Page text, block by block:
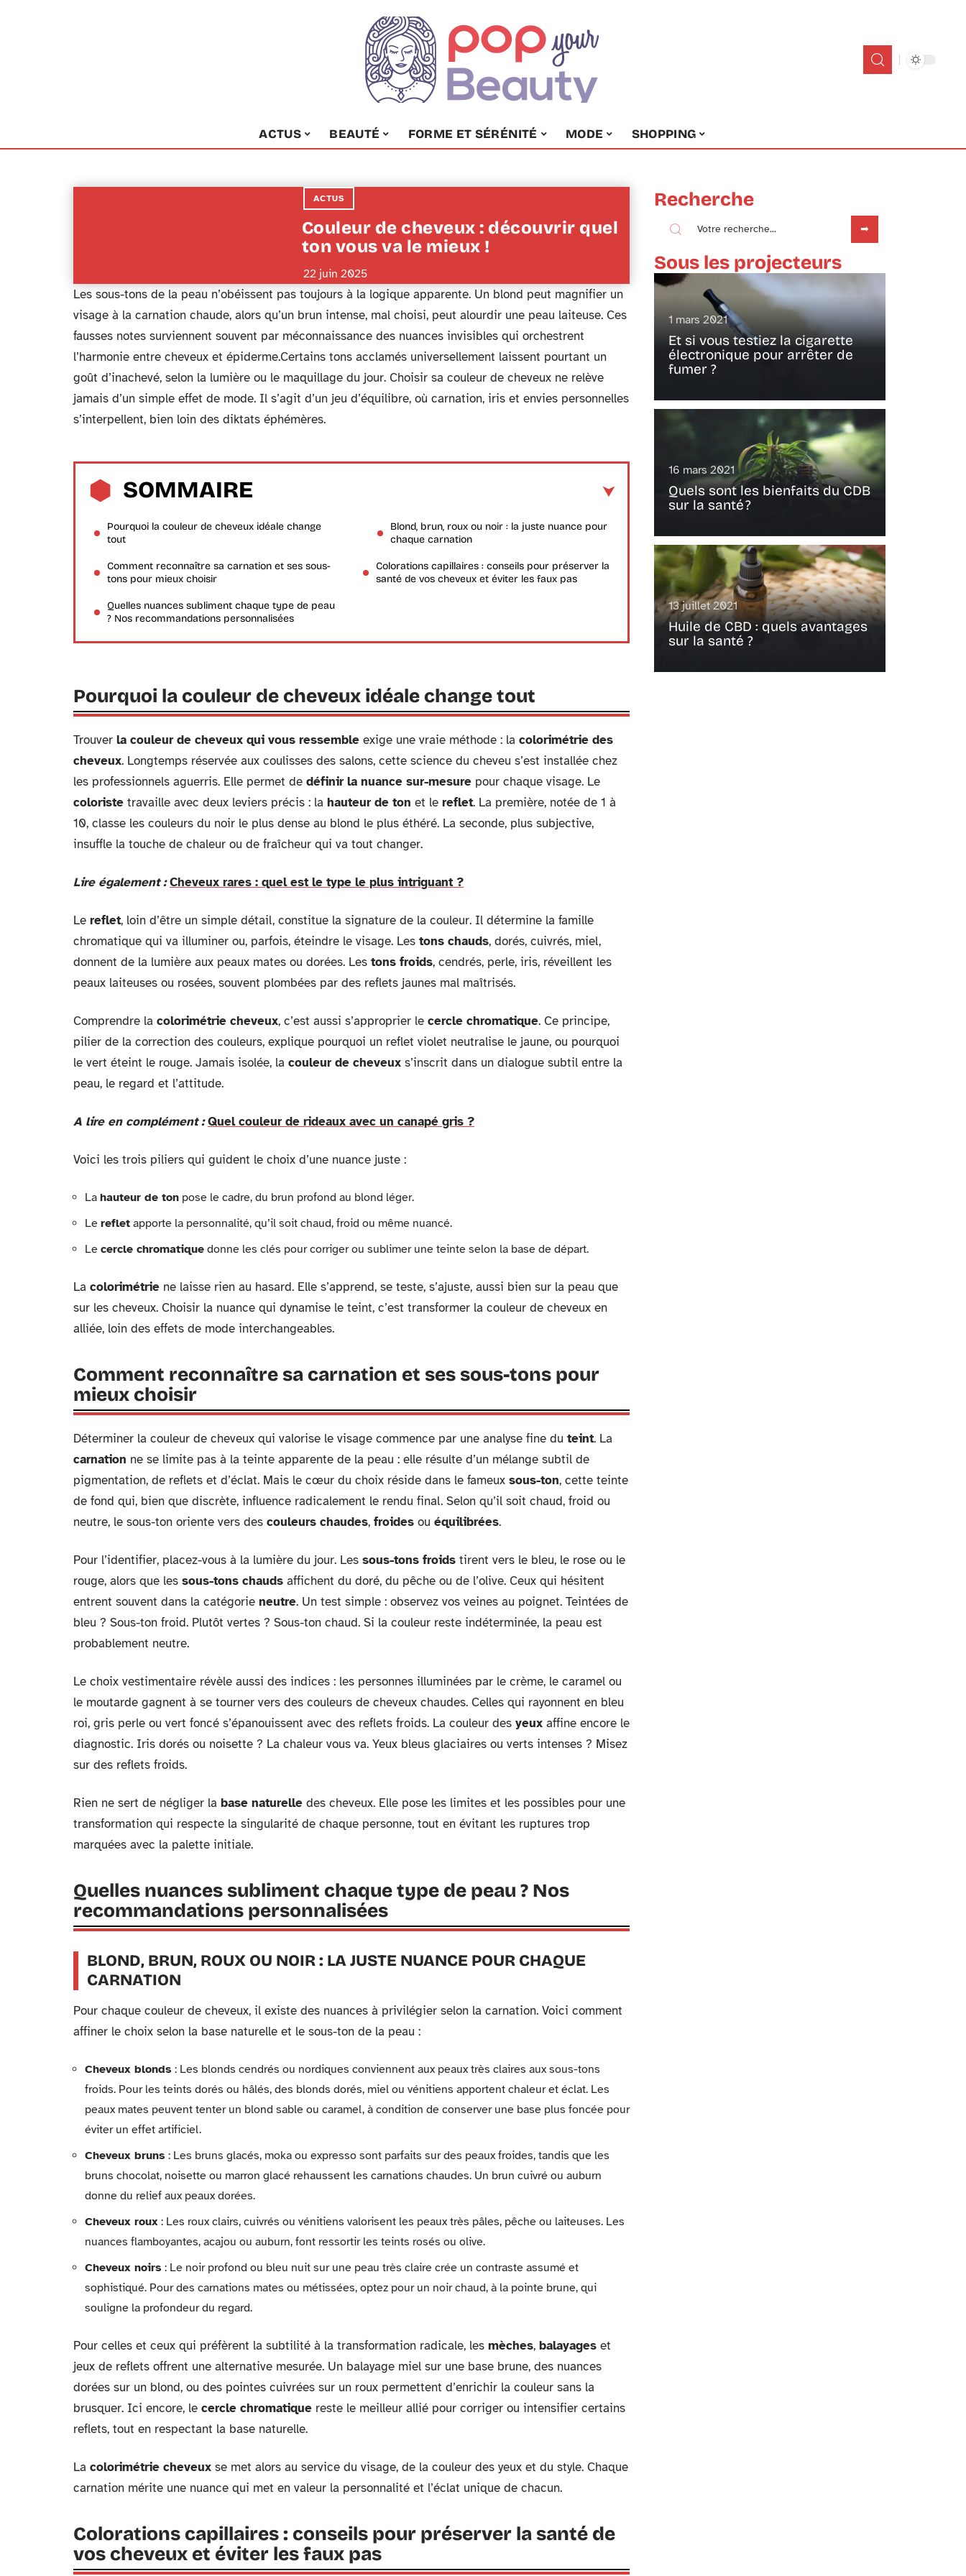
ACTUS BEAUTÉ FORME ET SÉRÉNITÉ MODE SHOPPING
ACTUS
Couleur de cheveux : découvrir quel
ton vous va le mieux !
22 juin 2025
Les sous-tons de la peau n’obéissent pas toujours à la logique apparente. Un blond peut magnifier un
visage à la carnation chaude, alors qu’un brun intense, mal choisi, peut alourdir une peau laiteuse. Ces
fausses notes surviennent souvent par méconnaissance des nuances invisibles qui orchestrent
l’harmonie entre cheveux et épiderme.Certains tons acclamés universellement laissent pourtant un
goût d’inachevé, selon la lumière ou le maquillage du jour. Choisir sa couleur de cheveux ne relève
jamais d’un simple effet de mode. Il s’agit d’un jeu d’équilibre, où carnation, iris et envies personnelles
s’interpellent, bien loin des diktats éphémères.
SOMMAIRE
Pourquoi la couleur de cheveux idéale change
tout
Comment reconnaître sa carnation et ses sous-
tons pour mieux choisir
Quelles nuances subliment chaque type de peau
? Nos recommandations personnalisées
Blond, brun, roux ou noir : la juste nuance pour
chaque carnation
Colorations capillaires : conseils pour préserver la
santé de vos cheveux et éviter les faux pas
Pourquoi la couleur de cheveux idéale change tout
Trouver la couleur de cheveux qui vous ressemble exige une vraie méthode : la colorimétrie des
cheveux. Longtemps réservée aux coulisses des salons, cette science du cheveu s’est installée chez
les professionnels aguerris. Elle permet de définir la nuance sur-mesure pour chaque visage. Le
coloriste travaille avec deux leviers précis : la hauteur de ton et le reflet. La première, notée de 1 à
10, classe les couleurs du noir le plus dense au blond le plus éthéré. La seconde, plus subjective,
insuffle la touche de chaleur ou de fraîcheur qui va tout changer.
Lire également : Cheveux rares : quel est le type le plus intriguant ?
Le reflet, loin d’être un simple détail, constitue la signature de la couleur. Il détermine la famille
chromatique qui va illuminer ou, parfois, éteindre le visage. Les tons chauds, dorés, cuivrés, miel,
donnent de la lumière aux peaux mates ou dorées. Les tons froids, cendrés, perle, iris, réveillent les
peaux laiteuses ou rosées, souvent plombées par des reflets jaunes mal maîtrisés.
Comprendre la colorimétrie cheveux, c’est aussi s’approprier le cercle chromatique. Ce principe,
pilier de la correction des couleurs, explique pourquoi un reflet violet neutralise le jaune, ou pourquoi
le vert éteint le rouge. Jamais isolée, la couleur de cheveux s’inscrit dans un dialogue subtil entre la
peau, le regard et l’attitude.
A lire en complément : Quel couleur de rideaux avec un canapé gris ?
Voici les trois piliers qui guident le choix d’une nuance juste :
La hauteur de ton pose le cadre, du brun profond au blond léger.
Le reflet apporte la personnalité, qu’il soit chaud, froid ou même nuancé.
Le cercle chromatique donne les clés pour corriger ou sublimer une teinte selon la base de départ.
La colorimétrie ne laisse rien au hasard. Elle s’apprend, se teste, s’ajuste, aussi bien sur la peau que
sur les cheveux. Choisir la nuance qui dynamise le teint, c’est transformer la couleur de cheveux en
alliée, loin des effets de mode interchangeables.
Comment reconnaître sa carnation et ses sous-tons pour
mieux choisir
Déterminer la couleur de cheveux qui valorise le visage commence par une analyse fine du teint. La
carnation ne se limite pas à la teinte apparente de la peau : elle résulte d’un mélange subtil de
pigmentation, de reflets et d’éclat. Mais le cœur du choix réside dans le fameux sous-ton, cette teinte
de fond qui, bien que discrète, influence radicalement le rendu final. Selon qu’il soit chaud, froid ou
neutre, le sous-ton oriente vers des couleurs chaudes, froides ou équilibrées.
Pour l’identifier, placez-vous à la lumière du jour. Les sous-tons froids tirent vers le bleu, le rose ou le
rouge, alors que les sous-tons chauds affichent du doré, du pêche ou de l’olive. Ceux qui hésitent
entrent souvent dans la catégorie neutre. Un test simple : observez vos veines au poignet. Teintées de
bleu ? Sous-ton froid. Plutôt vertes ? Sous-ton chaud. Si la couleur reste indéterminée, la peau est
probablement neutre.
Le choix vestimentaire révèle aussi des indices : les personnes illuminées par le crème, le caramel ou
le moutarde gagnent à se tourner vers des couleurs de cheveux chaudes. Celles qui rayonnent en bleu
roi, gris perle ou vert foncé s’épanouissent avec des reflets froids. La couleur des yeux affine encore le
diagnostic. Iris dorés ou noisette ? La chaleur vous va. Yeux bleus glaciaires ou verts intenses ? Misez
sur des reflets froids.
Rien ne sert de négliger la base naturelle des cheveux. Elle pose les limites et les possibles pour une
transformation qui respecte la singularité de chaque personne, tout en évitant les ruptures trop
marquées avec la palette initiale.
Quelles nuances subliment chaque type de peau ? Nos
recommandations personnalisées
BLOND, BRUN, ROUX OU NOIR : LA JUSTE NUANCE POUR CHAQUE
CARNATION
Pour chaque couleur de cheveux, il existe des nuances à privilégier selon la carnation. Voici comment
affiner le choix selon la base naturelle et le sous-ton de la peau :
Cheveux blonds : Les blonds cendrés ou nordiques conviennent aux peaux très claires aux sous-tons
froids. Pour les teints dorés ou hâlés, des blonds dorés, miel ou vénitiens apportent chaleur et éclat. Les
peaux mates peuvent tenter un blond sable ou caramel, à condition de conserver une base plus foncée pour
éviter un effet artificiel.
Cheveux bruns : Les bruns glacés, moka ou expresso sont parfaits sur des peaux froides, tandis que les
bruns chocolat, noisette ou marron glacé rehaussent les carnations chaudes. Un brun cuivré ou auburn
donne du relief aux peaux dorées.
Cheveux roux : Les roux clairs, cuivrés ou vénitiens valorisent les peaux très pâles, pêche ou laiteuses. Les
nuances flamboyantes, acajou ou auburn, font ressortir les teints rosés ou olive.
Cheveux noirs : Le noir profond ou bleu nuit sur une peau très claire crée un contraste assumé et
sophistiqué. Pour des carnations mates ou métissées, optez pour un noir chaud, à la pointe brune, qui
souligne la profondeur du regard.
Pour celles et ceux qui préfèrent la subtilité à la transformation radicale, les mèches, balayages et
jeux de reflets offrent une alternative mesurée. Un balayage miel sur une base brune, des nuances
dorées sur un blond, ou des pointes cuivrées sur un roux permettent d’enrichir la couleur sans la
brusquer. Ici encore, le cercle chromatique reste le meilleur allié pour corriger ou intensifier certains
reflets, tout en respectant la base naturelle.
La colorimétrie cheveux se met alors au service du visage, de la couleur des yeux et du style. Chaque
carnation mérite une nuance qui met en valeur la personnalité et l’éclat unique de chacun.
Colorations capillaires : conseils pour préserver la santé de
vos cheveux et éviter les faux pas
Recherche
Sous les projecteurs
1 mars 2021
Et si vous testiez la cigarette
électronique pour arrêter de
fumer ?
16 mars 2021
Quels sont les bienfaits du CDB
sur la santé ?
13 juillet 2021
Huile de CBD : quels avantages
sur la santé ?